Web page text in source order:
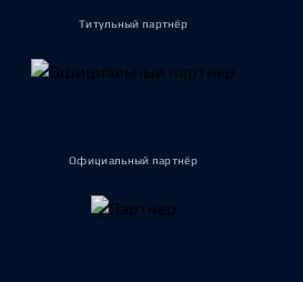
Титульный партнёр
Официальный партнёр